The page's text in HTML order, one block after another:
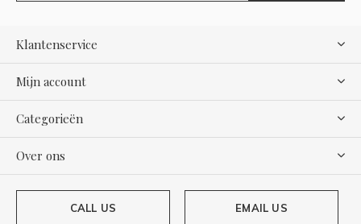
Klantenservice
Mijn account
Categorieën
Over ons
CALL US EMAIL US